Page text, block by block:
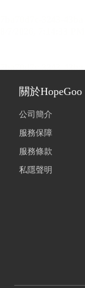
關於HopeGoo
公司簡介
服務保障
服務條款
私隱聲明